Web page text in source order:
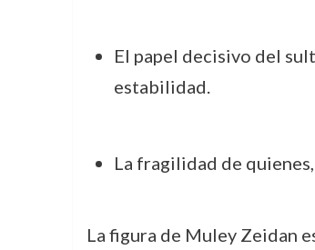
El papel decisivo del
estabilidad.
La fragilidad de
La figura de Muley Zeidan